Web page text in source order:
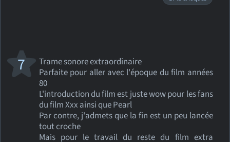
Trame sonore extraordinaire
Parfaite pour aller avec l'époque du film années
80
L'introduction du film est juste wow pour les fans
du film Xxx ainsi que Pearl
Par contre, j'admets que la fin est un peu lancée
tout croche
Mais pour le travail du reste du film extra
7